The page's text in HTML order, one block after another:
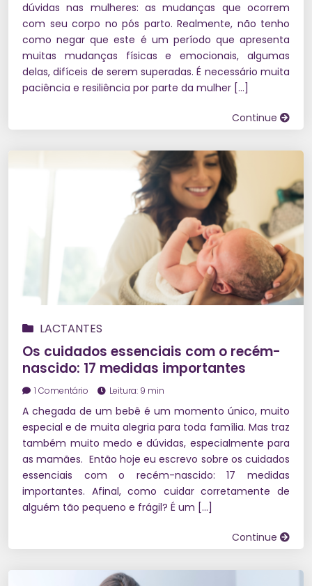
dúvidas nas mulheres: as mudanças que ocorrem
com seu corpo no pós parto. Realmente, não tenho
como negar que este é um período que apresenta
muitas mudanças físicas e emocionais, algumas
delas, difíceis de serem superadas. É necessário muita
paciência e resiliência por parte da mulher […]
Continue
LACTANTES
Os cuidados essenciais com o recém-
nascido: 17 medidas importantes
1 Comentário Leitura: 9 min
A chegada de um bebê é um momento único, muito
especial e de muita alegria para toda família. Mas traz
também muito medo e dúvidas, especialmente para
as mamães. Então hoje eu escrevo sobre os cuidados
essenciais com o recém-nascido: 17 medidas
importantes. Afinal, como cuidar corretamente de
alguém tão pequeno e frágil? É um […]
Continue